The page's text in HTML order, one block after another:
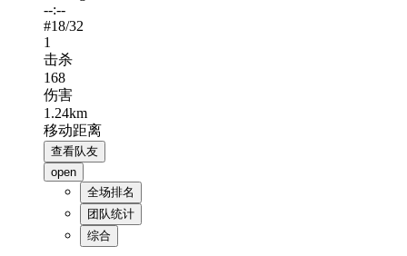
--:--
#18/32
1
击杀
168
伤害
1.24km
移动距离
查看队友
open
全场排名
团队统计
综合